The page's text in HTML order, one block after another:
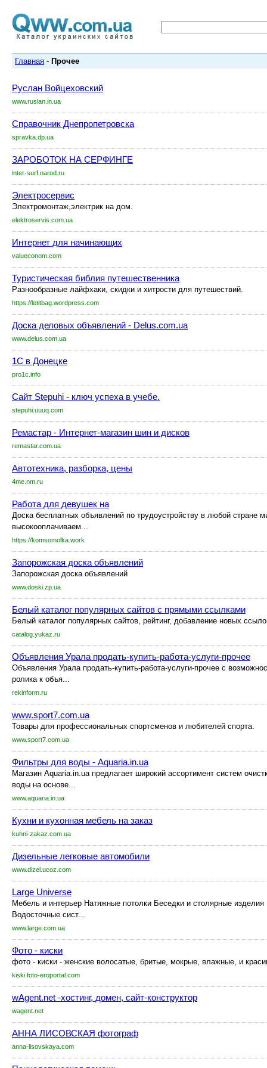
Главная - Прочее
Руслан Войцеховский
www.ruslan.in.ua
Справочник Днепропетровска
spravka.dp.ua
ЗАРОБОТОК НА СЕРФИНГЕ
inter-surf.narod.ru
Электросервис
Электромонтаж,электрик на дом.
elektroservis.com.ua
Интернет для начинающих
valueconom.com
Туристическая библия путешественника
Разнообразные лайфхаки, скидки и хитрости для путешествий.
https://letitbag.wordpress.com
Доска деловых объявлений - Delus.com.ua
www.delus.com.ua
1С в Донецке
pro1c.info
Сайт Stepuhi - ключ успеха в учебе.
stepuhi.uuuq.com
Ремастар - Интернет-магазин шин и дисков
remastar.com.ua
Автотехника, разборка, цены
4me.nm.ru
Работа для девушек на
Доска бесплатных объявлений по трудоустройству в любой стране
высокооплачиваем...
https://komsomolka.work
Запорожская доска объявлений
Запорожская доска объявлений
www.doski.zp.ua
Белый каталог популярных сайтов с прямыми ссылками
Белый каталог популярных сайтов, рейтинг, добавление новых
catalog.yukaz.ru
Объявления Урала продать-купить-работа-услуги-прочее
Объявления Урала продать-купить-работа-услуги-прочее с
ролика к объя...
rekinform.ru
www.sport7.com.ua
Товары для профессиональных спортсменов и любителей спорта.
www.sport7.com.ua
Фильтры для воды - Aquaria.in.ua
Магазин Aquaria.in.ua предлагает широкий ассортимент систем
воды на основе...
www.aquaria.in.ua
Кухни и кухонная мебель на заказ
kuhni-zakaz.com.ua
Дизельные легковые автомобили
www.dizel.ucoz.com
Large Universe
Мебель и интерьер Натяжные потолки Беседки и столярные
Водосточные сист...
www.large.com.ua
Фото - киски
фото - киски - женские волосатые, бритые, мокрые, влажные, и
kiski.foto-eroportal.com
wAgent.net -хостинг, домен, сайт-конструктор
wagent.net
АННА ЛИСОВСКАЯ фотограф
anna-lisovskaya.com